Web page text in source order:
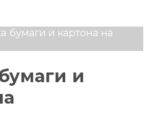
бумаги и картона на
и